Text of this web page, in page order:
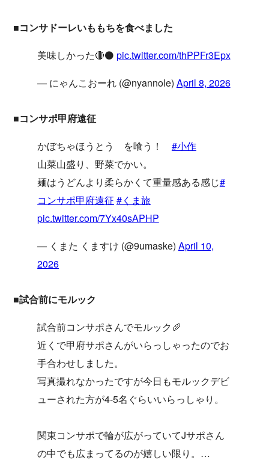
■コンサドーレいももちを食べました
美味しかった🔴⚫ pic.twitter.com/thPPFr3Epx
— にゃんこおーれ (@nyannole) April 8, 2026
■コンサポ甲府遠征
かぼちゃほうとう を喰う！ #小作
山菜山盛り、野菜でかい。
麺はうどんより柔らかくて重量感ある感じ#
コンサポ甲府遠征 #くま旅
pic.twitter.com/7Yx40sAPHP
— くまた くますけ (@9umaske) April 10,
2026
■試合前にモルック
試合前コンサポさんでモルック🥖
近くで甲府サポさんがいらっしゃったのでお
手合わせしました。
写真撮れなかったですが今日もモルックデビ
ューされた方が4-5名ぐらいいらっしゃり。
関東コンサポで輪が広がっていてJサポさん
の中でも広まってるのが嬉しい限り。…